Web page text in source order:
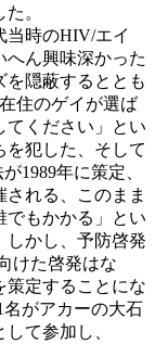
。
時のHIV/エイ
へん興味深かった
を隠蔽するととも
住のゲイが選ば
てください」とい
犯した、そして
1989年に策定、
される、このまま
でもかかる」とい
しかし、予防啓発
けた啓発はな
策定することにな
がアカーの大石
て参加し、